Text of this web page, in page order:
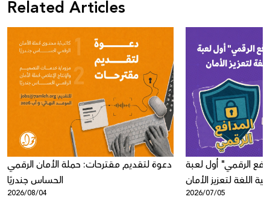
Related Articles
دعوة لتقديم مقترحات: حملة الأمان الرقمي
الحساس جندريًا
2026/08/04
الرقمي" أول لعبة
اللغة لتعزيز الأمان
الرقمي لدى الأطفال
2026/07/05